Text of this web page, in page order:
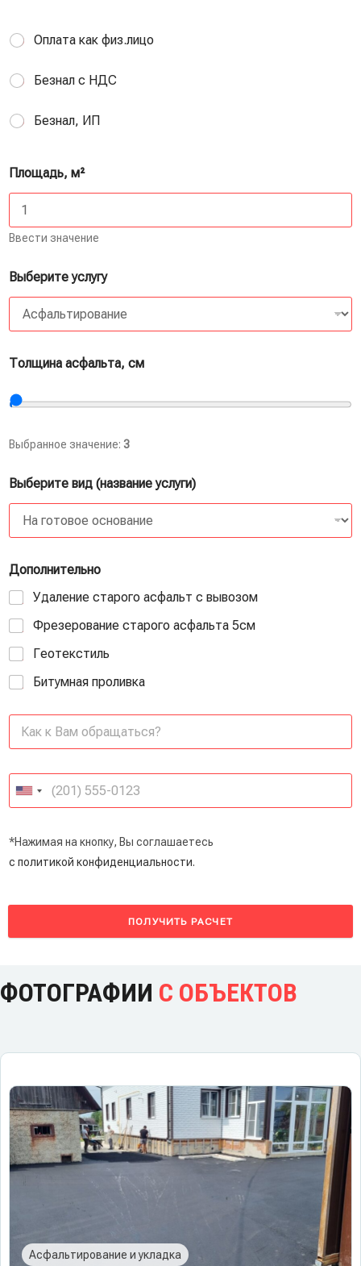
Оплата как физ.лицо
Безнал с НДС
Безнал, ИП
Площадь, м²
Ввести значение
Выберите услугу
Толщина асфальта, см
Выбранное значение: 3
Выберите вид (название услуги)
Дополнительно
Удаление старого асфальт с вывозом
Фрезерование старого асфальта 5см
Геотекстиль
Битумная проливка
*Нажимая на кнопку, Вы соглашаетесь
с политикой конфиденциальности.
ПОЛУЧИТЬ РАСЧЕТ
ФОТОГРАФИИ С ОБЪЕКТОВ
Асфальтирование и укладка